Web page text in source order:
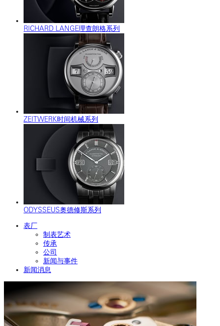
RICHARD LANGE理查朗格系列
ZEITWERK时间机械系列
ODYSSEUS奥德修斯系列
表厂
制表艺术
传承
公司
新闻与事件
新闻消息